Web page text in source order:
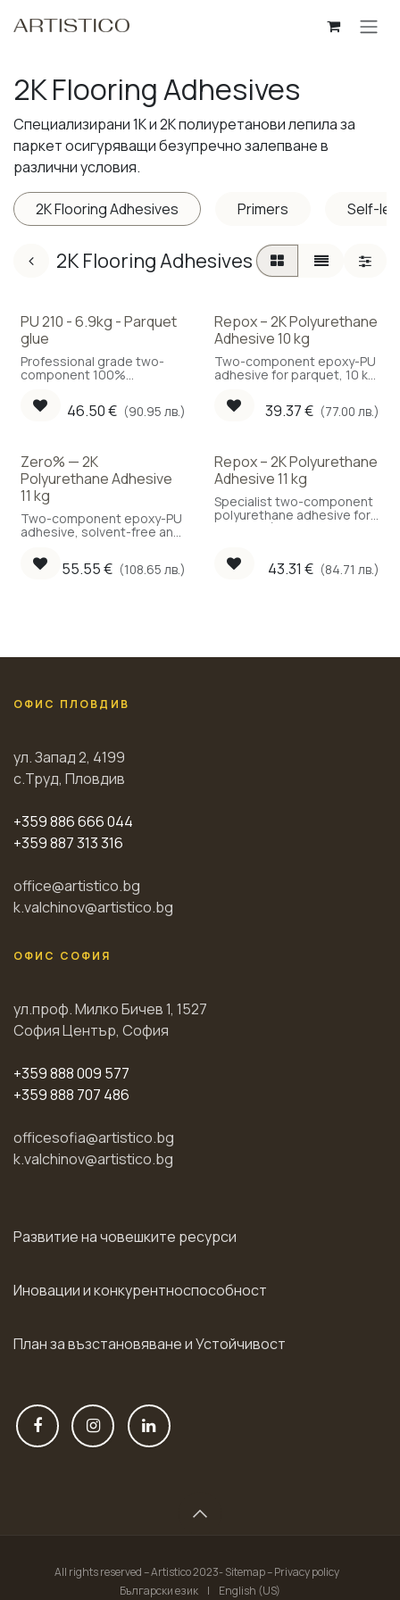
2K Flooring Adhesives
Специализирани 1К и 2К полиуретанови лепила за
паркет осигуряващи безупречно залепване в
различни условия.
2K Flooring Adhesives Primers Self-
2K Flooring Adhesives
PU 210 - 6.9kg - Parquet
glue
Professional grade two-
component 100%
polyurethane parquet
adhesive. A key material
determining the behavior
46.50€ (90.95 лв.)
Repox – 2K Polyurethane
Adhesive 10 kg
Two-component epoxy-PU
adhesive for parquet, 10 kg
(Coverage: 1.2 kg/m²)
39.37€ (77.00 лв.)
Zero% — 2K
Polyurethane Adhesive
11 kg
Two-component epoxy-PU
adhesive, solvent-free and
55.55€ (108.65 лв.)
Repox – 2K Polyurethane
Adhesive 11 kg
Specialist two-component
polyurethane adhesive for
parquet. (Coverage: 1.2
43.31 € (84.71 лв.)
ОФИС ПЛОВДИВ
ул. Запад 2, 4199
с.Труд, Пловдив
+359 886 666 044
+359 887 313 316
office@artistico.bg
k.valchinov@artistico.bg
ОФИС СОФИЯ
ул.проф. Милко Бичев 1, 1527
София Център, София
+359 888 009 577
+359 888 707 486
officesofia@artistico.bg
k.valchinov@artistico.bg
Развитие на човешките ресурси
Иновации и конкурентноспособност
План за възстановяване и Устойчивост
All rights reserved – Artistico 2023- Sitemap – Privacy policy
Български език
| English (US)